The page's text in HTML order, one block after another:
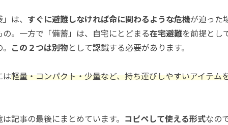
は、 すぐに避難しなければ命に関わるような危機が迫った
。一方で「備蓄」は、自宅にとどまる在宅避難を前提とし
この２つは別物として認識する必要があります。
は軽量・コンパクト・少量など、持ち運びしやすいアイテム
記事の最後にまとめています。 コピペして使える形式なの